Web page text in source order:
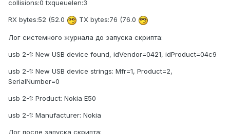
collisions:0 txqueuelen:3
RX bytes:52 (52.0 TX bytes:76 (76.0
Лог системного журнала до запуска скрипта:
usb 2-1: New USB device found, idVendor=0421, idProduct=04c9
usb 2-1: New USB device strings: Mfr=1, Product=2,
SerialNumber=0
usb 2-1: Product: Nokia E50
usb 2-1: Manufacturer: Nokia
Лог после запуска скрипта: